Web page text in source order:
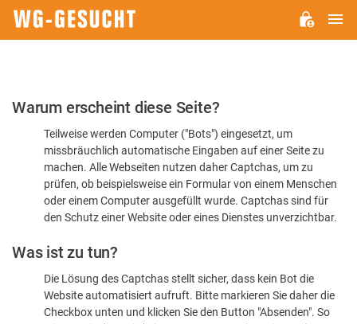
Bitte
dass
sind
Warum erscheint diese Seite?
Teilweise werden Computer ("Bots") eingesetzt, um
missbräuchlich automatische Eingaben auf einer Seite zu
machen. Alle Webseiten nutzen daher Captchas, um zu
prüfen, ob beispielsweise ein Formular von einem Menschen
oder einem Computer ausgefüllt wurde. Captchas sind für
den Schutz einer Website oder eines Dienstes unverzichtbar.
Was ist zu tun?
Die Lösung des Captchas stellt sicher, dass kein Bot die
Website automatisiert aufruft. Bitte markieren Sie daher die
Checkbox unten und klicken Sie den Button "Absenden". So